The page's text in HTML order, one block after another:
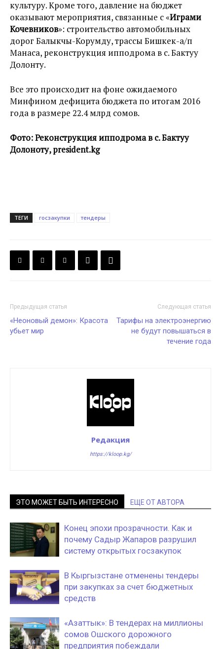
культуру. Кроме того, давление на бюджет
оказывают мероприятия, связанные с «Играми
Кочевников»: строительство автомобильных
дорог Балыкчы-Корумду, трассы Бишкек-а/п
Манаса, реконструкция ипподрома в с. Бактуу
Долонту.
Все это происходит на фоне ожидаемого
Минфином дефицита бюджета по итогам 2016
года в размере 22.4 млрд сомов.
Фото: Реконструкция ипподрома в с. Бактуу
Долоноту, president.kg
ТЕГИ госзакупки тендеры
Предыдущая статья
«Неоновый демон»: Красота
убьет мир
Следующая статья
Тарифы на электроэнергию
не будут повышаться в
течение года
Редакция
https://kloop.kg/
ЭТО МОЖЕТ БЫТЬ ИНТЕРЕСНО ЕЩЕ ОТ АВТОРА
Конец эпохи прозрачности. Как и
почему Садыр Жапаров разрушил
систему открытых госзакупок
В Кыргызстане отменены тендеры
при закупках за счет бюджетных
средств
«Азаттык»: В тендерах на миллионы
сомов Ошского дорожного
предприятия побеждали